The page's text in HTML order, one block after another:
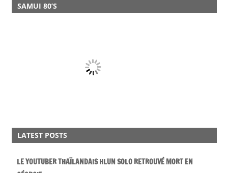
SAMUI 80’S
LATEST POSTS
LE YOUTUBER THAÏLANDAIS HLUN SOLO RETROUVÉ MORT EN